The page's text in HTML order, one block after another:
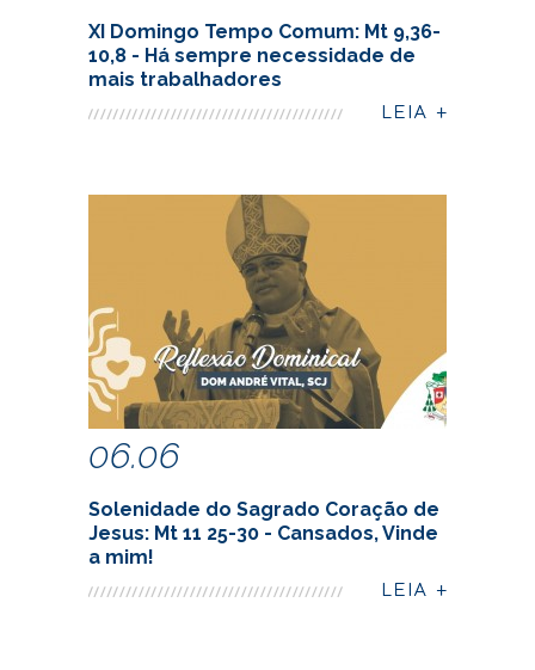
XI Domingo Tempo Comum: Mt 9,36-
10,8 - Há sempre necessidade de
mais trabalhadores
06.06
Solenidade do Sagrado Coração de
Jesus: Mt 11 25-30 - Cansados, Vinde
a mim!